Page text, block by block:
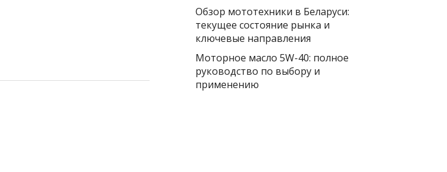
Обзор мототехники в Беларуси:
текущее состояние рынка и
ключевые направления
Моторное масло 5W-40: полное
руководство по выбору и
применению